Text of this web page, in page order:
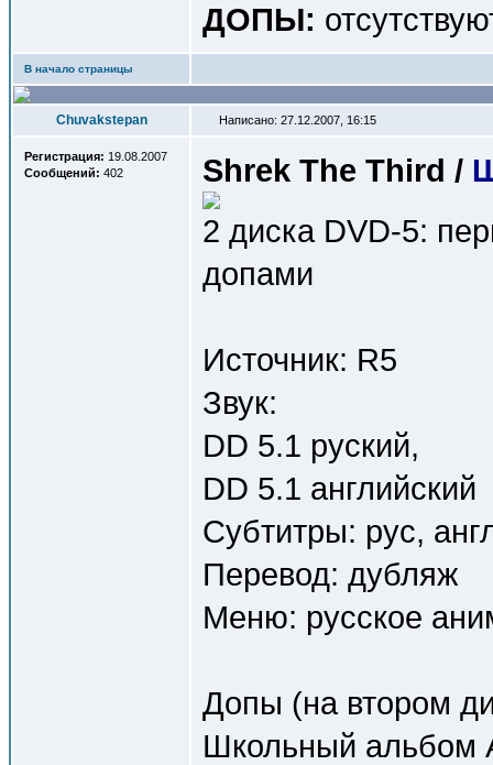
ДОПЫ:
В начало страницы
Chuvakstepan Написано: 27.12.2007, 16:15
Регистрация: 19.08.2007
Сообщений: 402 Shrek The Third /
2 диска DVD-5:
допами
Источник: R5
Звук:
DD 5.1 руский,
DD 5.1 английский
Субтитры: рус,
Перевод: дубляж
Меню: русское
Допы (на втором
Школьный альбом